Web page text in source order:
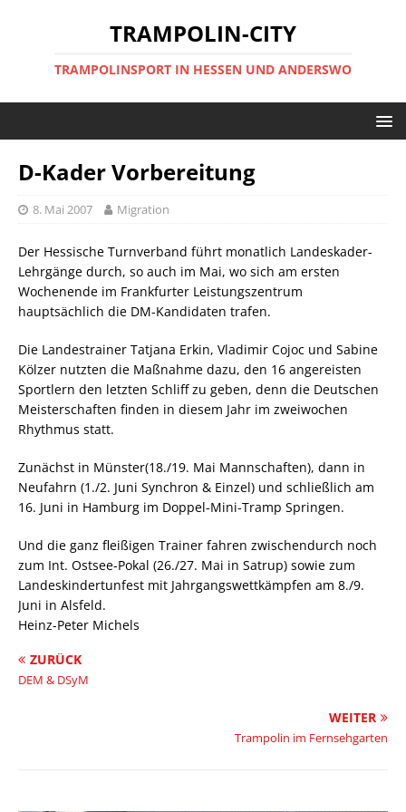
TRAMPOLIN-CITY
TRAMPOLINSPORT IN HESSEN UND ANDERSWO
D-Kader Vorbereitung
8. Mai 2007 Migration
Der Hessische Turnverband führt monatlich Landeskader-
Lehrgänge durch, so auch im Mai, wo sich am ersten
Wochenende im Frankfurter Leistungszentrum
hauptsächlich die DM-Kandidaten trafen.
Die Landestrainer Tatjana Erkin, Vladimir Cojoc und Sabine
Kölzer nutzten die Maßnahme dazu, den 16 angereisten
Sportlern den letzten Schliff zu geben, denn die Deutschen
Meisterschaften finden in diesem Jahr im zweiwochen
Rhythmus statt.
Zunächst in Münster(18./19. Mai Mannschaften), dann in
Neufahrn (1./2. Juni Synchron & Einzel) und schließlich am
16. Juni in Hamburg im Doppel-Mini-Tramp Springen.
Und die ganz fleißigen Trainer fahren zwischendurch noch
zum Int. Ostsee-Pokal (26./27. Mai in Satrup) sowie zum
Landeskindertunfest mit Jahrgangswettkämpfen am 8./9.
Juni in Alsfeld.
Heinz-Peter Michels
ZURÜCK
DEM & DSyM
WEITER
Trampolin im Fernsehgarten